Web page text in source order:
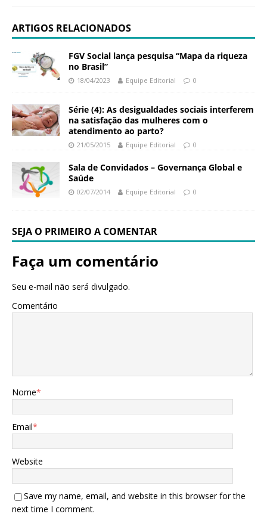
ARTIGOS RELACIONADOS
FGV Social lança pesquisa “Mapa da riqueza
no Brasil”
18/04/2023 Equipe Editorial 0
Série (4): As desigualdades sociais interferem
na satisfação das mulheres com o
atendimento ao parto?
21/05/2015 Equipe Editorial 0
Sala de Convidados – Governança Global e
Saúde
02/07/2014 Equipe Editorial 0
SEJA O PRIMEIRO A COMENTAR
Faça um comentário
Seu e-mail não será divulgado.
Comentário
Nome*
Email*
Website
Save my name, email, and website in this browser for the
next time I comment.